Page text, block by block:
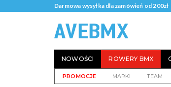
Darmowa wysyłka dla zamówień od 200zł
NOWOŚCI ROWERY BMX
PROMOCJE MARKI TEAM